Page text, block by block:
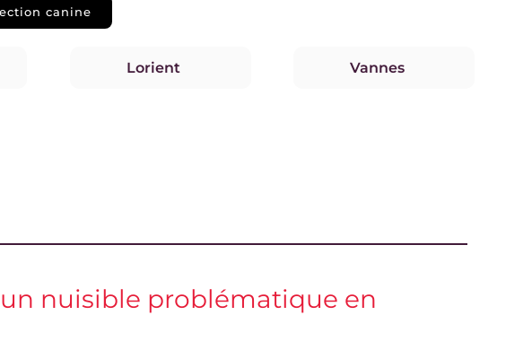
canine
Lorient Vannes
nuisible problématique en